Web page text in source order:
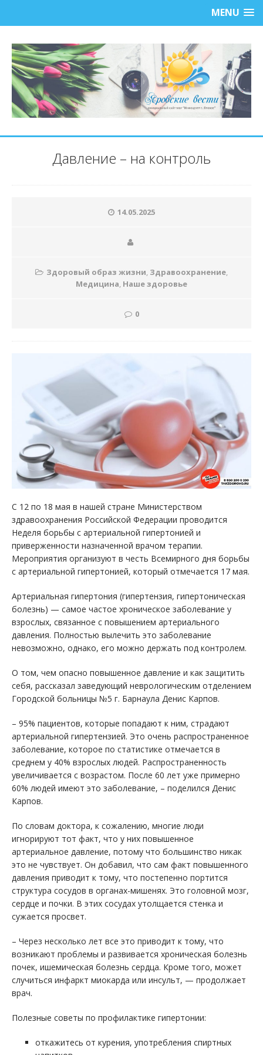
MENU
Давление – на контроль
14.05.2025
Здоровый образ жизни, Здравоохранение,
Медицина, Наше здоровье
0
С 12 по 18 мая в нашей стране Министерством
здравоохранения Российской Федерации проводится
Неделя борьбы с артериальной гипертонией и
приверженности назначенной врачом терапии.
Мероприятия организуют в честь Всемирного дня борьбы
с артериальной гипертонией, который отмечается 17 мая.
Артериальная гипертония (гипертензия, гипертоническая
болезнь) — самое частое хроническое заболевание у
взрослых, связанное с повышением артериального
давления. Полностью вылечить это заболевание
невозможно, однако, его можно держать под контролем.
О том, чем опасно повышенное давление и как защитить
себя, рассказал заведующий неврологическим отделением
Городской больницы №5 г. Барнаула Денис Карпов.
– 95% пациентов, которые попадают к ним, страдают
артериальной гипертензией. Это очень распространенное
заболевание, которое по статистике отмечается в
среднем у 40% взрослых людей. Распространенность
увеличивается с возрастом. После 60 лет уже примерно
60% людей имеют это заболевание, – поделился Денис
Карпов.
По словам доктора, к сожалению, многие люди
игнорируют тот факт, что у них повышенное
артериальное давление, потому что большинство никак
это не чувствует. Он добавил, что сам факт повышенного
давления приводит к тому, что постепенно портится
структура сосудов в органах-мишенях. Это головной мозг,
сердце и почки. В этих сосудах утолщается стенка и
сужается просвет.
– Через несколько лет все это приводит к тому, что
возникают проблемы и развивается хроническая болезнь
почек, ишемическая болезнь сердца. Кроме того, может
случиться инфаркт миокарда или инсульт, — продолжает
врач.
Полезные советы по профилактике гипертонии:
откажитесь от курения, употребления спиртных